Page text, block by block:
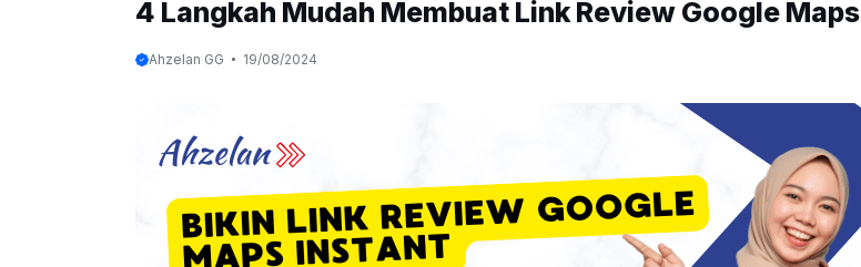
4 Langkah Mudah Membuat Link Review Google Maps
Ahzelan GG 19/08/2024